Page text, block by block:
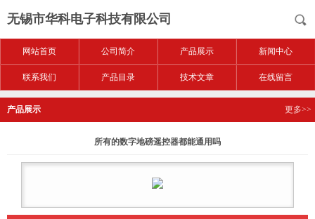
无锡市华科电子科技有限公司
网站首页 公司简介 产品展示 新闻中心
联系我们 产品目录 技术文章 在线留言
产品展示 更多>>
所有的数字地磅遥控器都能通用吗